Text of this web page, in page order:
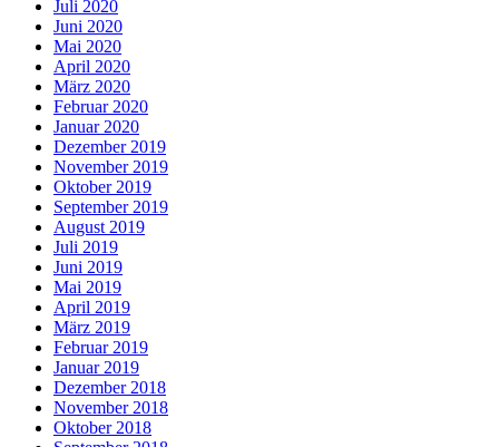
Juli 2020
Juni 2020
Mai 2020
April 2020
März 2020
Februar 2020
Januar 2020
Dezember 2019
November 2019
Oktober 2019
September 2019
August 2019
Juli 2019
Juni 2019
Mai 2019
April 2019
März 2019
Februar 2019
Januar 2019
Dezember 2018
November 2018
Oktober 2018